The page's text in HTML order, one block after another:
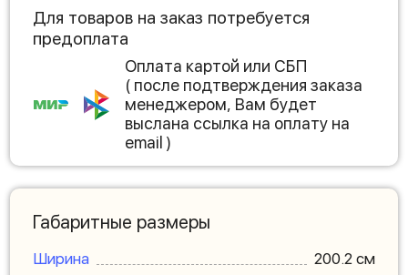
Для товаров на заказ потребуется
предоплата
Оплата картой или СБП
( после подтверждения заказа
менеджером, Вам будет
выслана ссылка на оплату на
email )
Габаритные размеры
Ширина
200.2 см